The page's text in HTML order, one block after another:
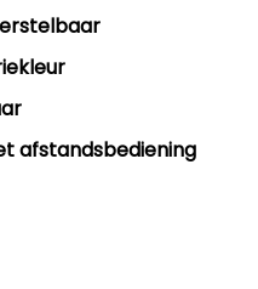
afstandsbediening